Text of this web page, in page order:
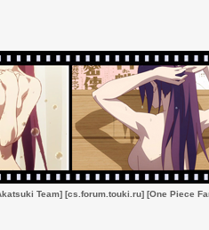
Team] [cs.forum.touki.ru] [One Piece